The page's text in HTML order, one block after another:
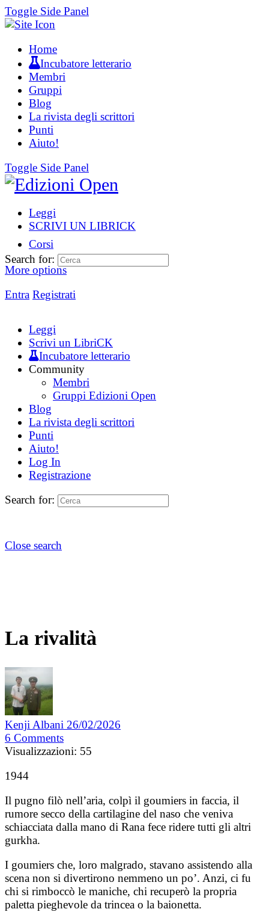
Toggle Side Panel
Home
Incubatore letterario
Membri
Gruppi
Blog
La rivista degli scrittori
Punti
Aiuto!
Toggle Side Panel
Leggi
SCRIVI UN LIBRICK
Corsi
More options
Entra Registrati
Search for:
Leggi
Scrivi un LibriCK
Incubatore letterario
Community
Membri
Gruppi Edizioni Open
Blog
La rivista degli scrittori
Punti
Aiuto!
Log In
Registrazione
Search for:
Close search
La rivalità
Kenji Albani 26/02/2026
6 Comments
Visualizzazioni: 55
1944
Il pugno filò nell’aria, colpì il goumiers in faccia, il
rumore secco della cartilagine del naso che veniva
schiacciata dalla mano di Rana fece ridere tutti gli altri
gurkha.
I goumiers che, loro malgrado, stavano assistendo alla
scena non si divertirono nemmeno un po’. Anzi, ci fu
chi si rimboccò le maniche, chi recuperò la propria
paletta pieghevole da trincea o la baionetta.